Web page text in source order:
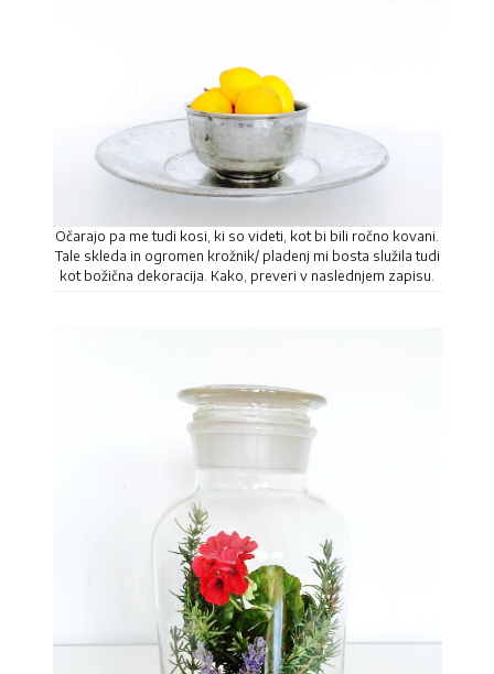
Očarajo pa me tudi kosi, ki so videti, kot bi bili ročno kovani.
Tale skleda in ogromen krožnik/ pladenj mi bosta služila tudi
kot božična dekoracija. Kako, preveri v naslednjem zapisu.